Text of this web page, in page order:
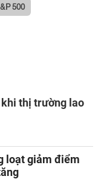
500
thị trường lao
loạt giảm điểm